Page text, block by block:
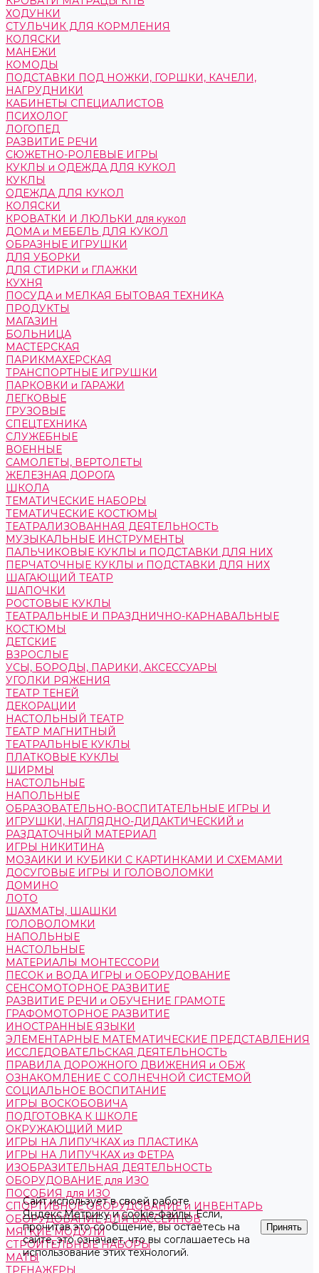
ХОДУНКИ
СТУЛЬЧИК ДЛЯ КОРМЛЕНИЯ
КОЛЯСКИ
МАНЕЖИ
КОМОДЫ
ПОДСТАВКИ ПОД НОЖКИ, ГОРШКИ, КАЧЕЛИ,
НАГРУДНИКИ
КАБИНЕТЫ СПЕЦИАЛИСТОВ
ПСИХОЛОГ
ЛОГОПЕД
РАЗВИТИЕ РЕЧИ
СЮЖЕТНО-РОЛЕВЫЕ ИГРЫ
КУКЛЫ и ОДЕЖДА ДЛЯ КУКОЛ
КУКЛЫ
ОДЕЖДА ДЛЯ КУКОЛ
КОЛЯСКИ
КРОВАТКИ И ЛЮЛЬКИ для кукол
ДОМА и МЕБЕЛЬ ДЛЯ КУКОЛ
ОБРАЗНЫЕ ИГРУШКИ
ДЛЯ УБОРКИ
ДЛЯ СТИРКИ и ГЛАЖКИ
КУХНЯ
ПОСУДА и МЕЛКАЯ БЫТОВАЯ ТЕХНИКА
ПРОДУКТЫ
МАГАЗИН
БОЛЬНИЦА
МАСТЕРСКАЯ
ПАРИКМАХЕРСКАЯ
ТРАНСПОРТНЫЕ ИГРУШКИ
ПАРКОВКИ и ГАРАЖИ
ЛЕГКОВЫЕ
ГРУЗОВЫЕ
СПЕЦТЕХНИКА
СЛУЖЕБНЫЕ
ВОЕННЫЕ
САМОЛЕТЫ, ВЕРТОЛЕТЫ
ЖЕЛЕЗНАЯ ДОРОГА
ШКОЛА
ТЕМАТИЧЕСКИЕ НАБОРЫ
ТЕМАТИЧЕСКИЕ КОСТЮМЫ
ТЕАТРАЛИЗОВАННАЯ ДЕЯТЕЛЬНОСТЬ
МУЗЫКАЛЬНЫЕ ИНСТРУМЕНТЫ
ПАЛЬЧИКОВЫЕ КУКЛЫ и ПОДСТАВКИ ДЛЯ НИХ
ПЕРЧАТОЧНЫЕ КУКЛЫ и ПОДСТАВКИ ДЛЯ НИХ
ШАГАЮЩИЙ ТЕАТР
ШАПОЧКИ
РОСТОВЫЕ КУКЛЫ
ТЕАТРАЛЬНЫЕ И ПРАЗДНИЧНО-КАРНАВАЛЬНЫЕ
КОСТЮМЫ
ДЕТСКИЕ
ВЗРОСЛЫЕ
УСЫ, БОРОДЫ, ПАРИКИ, АКСЕССУАРЫ
УГОЛКИ РЯЖЕНИЯ
ТЕАТР ТЕНЕЙ
ДЕКОРАЦИИ
НАСТОЛЬНЫЙ ТЕАТР
ТЕАТР МАГНИТНЫЙ
ТЕАТРАЛЬНЫЕ КУКЛЫ
ПЛАТКОВЫЕ КУКЛЫ
ШИРМЫ
НАСТОЛЬНЫЕ
НАПОЛЬНЫЕ
ОБРАЗОВАТЕЛЬНО-ВОСПИТАТЕЛЬНЫЕ ИГРЫ И
ИГРУШКИ, НАГЛЯДНО-ДИДАКТИЧЕСКИЙ и
РАЗДАТОЧНЫЙ МАТЕРИАЛ
ИГРЫ НИКИТИНА
МОЗАИКИ И КУБИКИ С КАРТИНКАМИ И СХЕМАМИ
ДОСУГОВЫЕ ИГРЫ И ГОЛОВОЛОМКИ
ДОМИНО
ЛОТО
ШАХМАТЫ, ШАШКИ
ГОЛОВОЛОМКИ
НАПОЛЬНЫЕ
НАСТОЛЬНЫЕ
МАТЕРИАЛЫ МОНТЕССОРИ
ПЕСОК и ВОДА ИГРЫ и ОБОРУДОВАНИЕ
СЕНСОМОТОРНОЕ РАЗВИТИЕ
РАЗВИТИЕ РЕЧИ и ОБУЧЕНИЕ ГРАМОТЕ
ГРАФОМОТОРНОЕ РАЗВИТИЕ
ИНОСТРАННЫЕ ЯЗЫКИ
ЭЛЕМЕНТАРНЫЕ МАТЕМАТИЧЕСКИЕ ПРЕДСТАВЛЕНИЯ
ИССЛЕДОВАТЕЛЬСКАЯ ДЕЯТЕЛЬНОСТЬ
ПРАВИЛА ДОРОЖНОГО ДВИЖЕНИЯ и ОБЖ
ОЗНАКОМЛЕНИЕ С СОЛНЕЧНОЙ СИСТЕМОЙ
СОЦИАЛЬНОЕ ВОСПИТАНИЕ
ИГРЫ ВОСКОБОВИЧА
ПОДГОТОВКА К ШКОЛЕ
ОКРУЖАЮЩИЙ МИР
ИГРЫ НА ЛИПУЧКАХ из ПЛАСТИКА
ИГРЫ НА ЛИПУЧКАХ из ФЕТРА
ИЗОБРАЗИТЕЛЬНАЯ ДЕЯТЕЛЬНОСТЬ
ОБОРУДОВАНИЕ для ИЗО
ПОСОБИЯ для ИЗО
СПОРТИВНОЕ ОБОРУДОВАНИЕ и ИНВЕНТАРЬ
ОБОРУДОВАНИЕ ДЛЯ БАССЕЙНОВ
МЯГКИЕ МОДУЛИ
СТРОИТЕЛЬНЫЕ НАБОРЫ
МАТЫ
ТРЕНАЖЕРЫ
Сайт использует в своей работе
Яндекс.Метрикуиcookie-файлы. Если,
прочитав это сообщение, вы остаетесь на
сайте, это означает, что вы соглашаетесь на
использование этих технологий.
Принять